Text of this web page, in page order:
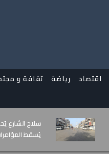
اقتصاد رياضة
ثقافة و
شهداء دفاع
وتواصل دحر